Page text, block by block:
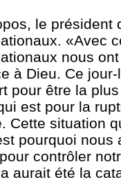
le président
«Avec
nous
à Dieu. Ce
pour être la
est pour la
Cette situation
pourquoi
contrôler
aurait été la